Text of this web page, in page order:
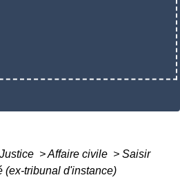
Justice >Affaire civile > Saisir
(ex-tribunal d'instance)